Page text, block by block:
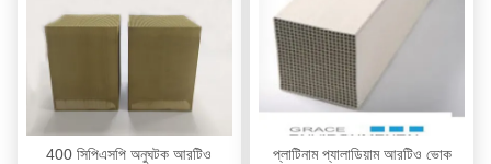
400 সিপিএসপি অনুঘটক আরটিও
প্লাটিনাম প্যালাডিয়াম আরটিও ভোক